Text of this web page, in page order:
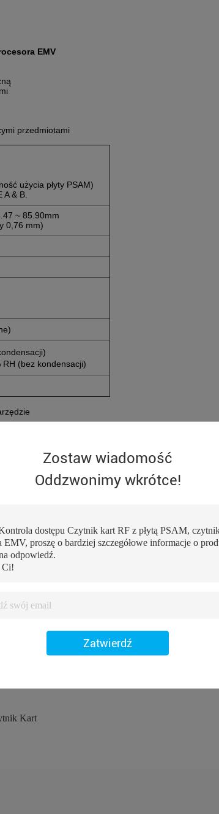
Zostaw wiadomość
Oddzwonimy wkrótce!
Zatwierdź
EMV
przedmiotami
użycia płyty PSAM)
& B.
~ 85.90mm
0,76 mm)
(bez kondensacji)
Kart